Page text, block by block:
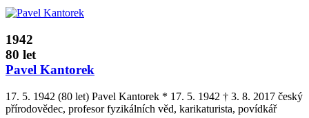
1942
80 let
Pavel Kantorek
17. 5. 1942 (80 let) Pavel Kantorek * 17. 5. 1942 † 3. 8. 2017 český
přírodovědec, profesor fyzikálních věd, karikaturista, povídkář